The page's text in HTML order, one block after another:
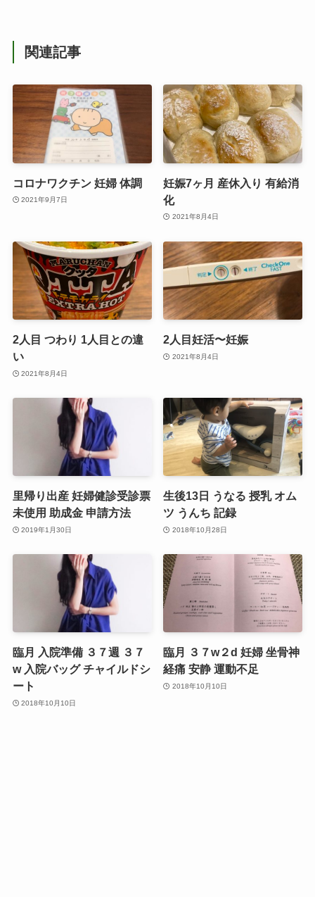
関連記事
コロナワクチン 妊婦 体調
2021年9月7日
妊娠7ヶ月 産休入り 有給消
化
2021年8月4日
2人目 つわり 1人目との違
い
2021年8月4日
2人目妊活〜妊娠
2021年8月4日
里帰り出産 妊婦健診受診票
未使用 助成金 申請方法
2019年1月30日
生後13日 うなる 授乳 オム
ツ うんち 記録
2018年10月28日
臨月 入院準備 ３７週 ３７
w 入院バッグ チャイルドシ
ート
2018年10月10日
臨月 ３７w２d 妊婦 坐骨神
経痛 安静 運動不足
2018年10月10日